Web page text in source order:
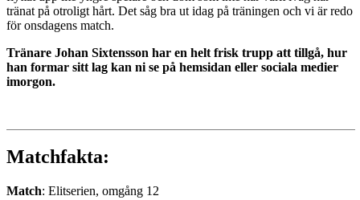
tränat på otroligt hårt. Det såg bra ut idag på träningen och vi är redo
för onsdagens match.
Tränare Johan Sixtensson har en helt frisk trupp att tillgå, hur
han formar sitt lag kan ni se på hemsidan eller sociala medier
imorgon.
Matchfakta:
Match: Elitserien, omgång 12